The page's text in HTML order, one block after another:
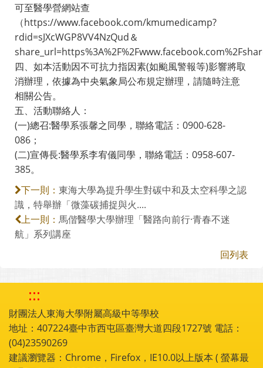
可至醫學營網站查
（https://www.facebook.com/kmumedicamp?
rdid=sJXcWGP8VV4NzQud＆
四、如本活動因不可抗力指因素(如颱風警報等)影響將取
消辦理，依據為中央氣象局公布規定辦理，請隨時注意
相關公告。
五、活動聯絡人：
(一)總召:醫學系張馨之同學，聯絡電話：0900-628-
086；
(二)宣傳長:醫學系李宥儀同學，聯絡電話：0958-607-
385。
下一則： 東海大學為提升學生對碳中和及太空科學之認
識，特舉辦「微藻碳捕捉與火....
上一則： 馬偕醫學大學辦理「醫路向前行·青春不迷
航」系列講座
回列表
:::
財團法人東海大學附屬高級中等學校
地址：407224臺中市西屯區臺灣大道四段1727號 電話：
(04)23590269
建議瀏覽器：Chrome，Firefox，IE10.0以上版本 ( 螢幕最